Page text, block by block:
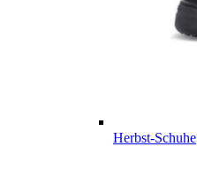
Herbst-Schuhe